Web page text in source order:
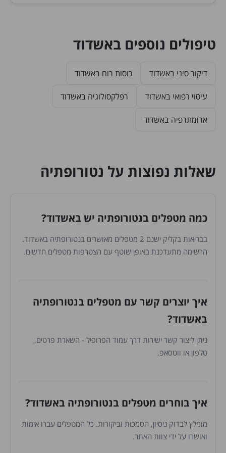
טיפולים נוספים באשדוד
דיקור סיני באשדוד כוסות רוח באשדוד
עיסוי רפואי באשדוד רפלקסולוגיה באשדוד
ארומתרפיה באשדוד
שאלות נפוצות על נטורופתיה
כמה מטפלים בנטורופתיה יש באשדוד?
בבריאות בקליק ישנם 2 מטפלים מאושרים בנטורופתיה באשדוד.
הרשימה מתעדכנת באופן שוטף עם הצטרפות מטפלים חדשים.
איך יוצרים קשר עם מטפלים בנטורופתיה
באשדוד?
ניתן ליצור קשר ישירות דרך עמוד הפרופיל - השארת פרטים,
טלפון או ווטסאפ.
איך בוחרים מטפלים בנטורופתיה באשדוד?
מומלץ לבדוק ניסיון, הסמכות וביקורות. כל המטפלים עברו אימות
ואושרו על ידי צוות האתר.